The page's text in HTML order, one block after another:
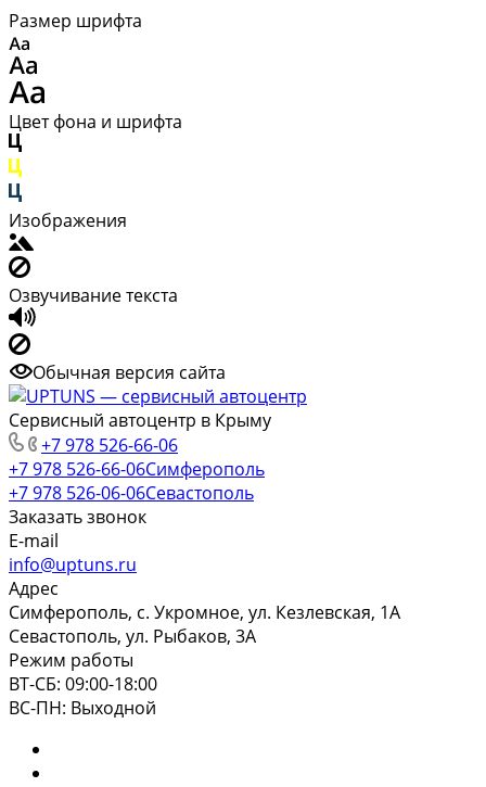
Размер шрифта
Цвет фона и шрифта
Изображения
Озвучивание текста
Обычная версия сайта
Сервисный автоцентр в Крыму
+7 978 526-66-06
+7 978 526-66-06Симферополь
+7 978 526-06-06Севастополь
Заказать звонок
E-mail
info@uptuns.ru
Адрес
Симферополь, с. Укромное, ул. Кезлевская, 1А
Севастополь, ул. Рыбаков, 3А
Режим работы
ВТ-СБ: 09:00-18:00
ВС-ПН: Выходной